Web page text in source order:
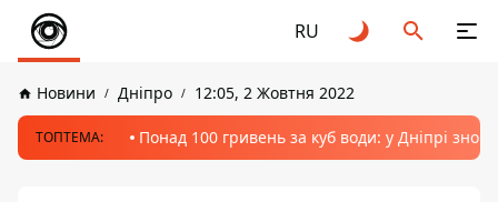
RU
Новини Дніпро 12:05, 2 Жовтня 2022
ТОПТЕМА: Понад 100 гривень за куб води: у Дніпрі